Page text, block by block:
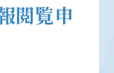
閲覧申